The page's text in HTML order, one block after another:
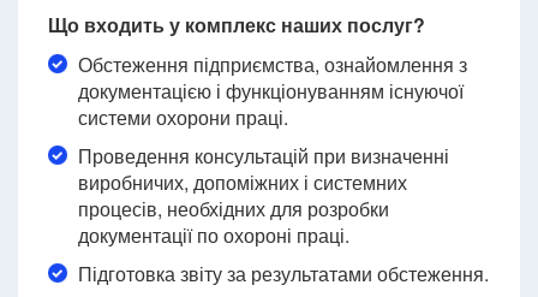
Що входить у комплекс наших послуг?
Обстеження підприємства, ознайомлення з
документацією і функціонуванням існуючої
системи охорони праці.
Проведення консультацій при визначенні
виробничих, допоміжних і системних
процесів, необхідних для розробки
документації по охороні праці.
Підготовка звіту за результатами обстеження.